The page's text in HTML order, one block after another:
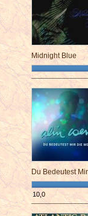
Midnight Blue
Du Bedeutest
10,0